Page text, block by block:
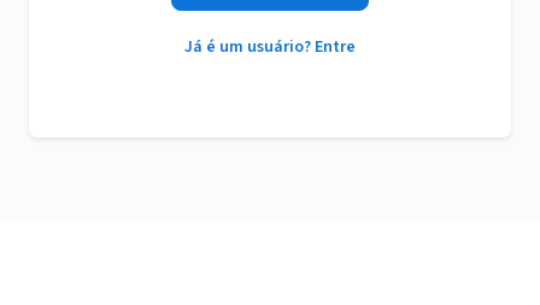
Já é um usuário? Entre